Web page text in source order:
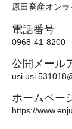
原田畜産オン
電話番号
0968-41-8200
公開メール
ホームペー
https://